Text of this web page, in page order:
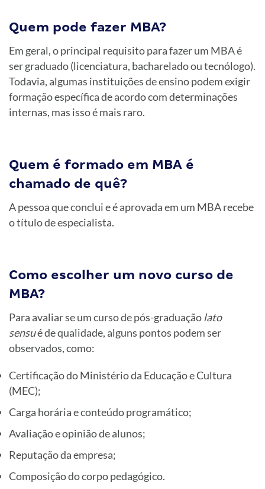
Quem pode fazer MBA?
Em geral, o principal requisito para fazer um MBA é
ser graduado (licenciatura, bacharelado ou tecnólogo).
Todavia, algumas instituições de ensino podem exigir
formação específica de acordo com determinações
internas, mas isso é mais raro.
Quem é formado em MBA é
chamado de quê?
A pessoa que conclui e é aprovada em um MBA recebe
o título de especialista.
Como escolher um novo curso de
MBA?
Para avaliar se um curso de pós-graduação lato
sensué de qualidade, alguns pontos podem ser
observados, como:
Certificação do Ministério da Educação e Cultura
(MEC);
Carga horária e conteúdo programático;
Avaliação e opinião de alunos;
Reputação da empresa;
Composição do corpo pedagógico.